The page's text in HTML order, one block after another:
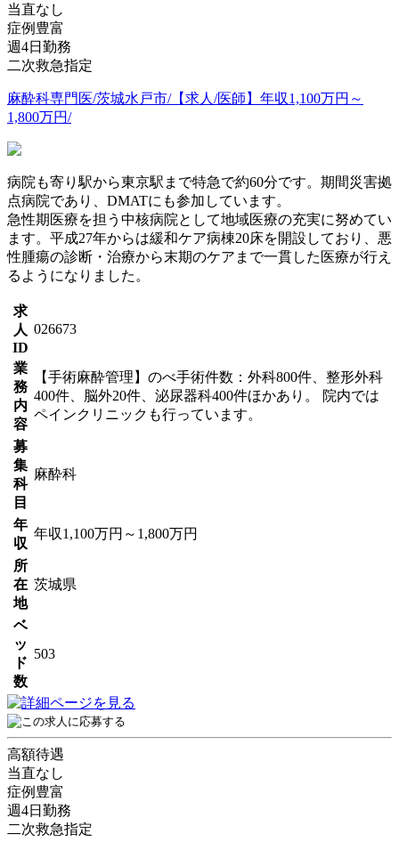
当直なし
症例豊富
週4日勤務
二次救急指定
麻酔科専門医/茨城水戸市/【求人/医師】年収1,100万円～
1,800万円/
病院も寄り駅から東京駅まで特急で約60分です。期間災害拠
点病院であり、DMATにも参加しています。
急性期医療を担う中核病院として地域医療の充実に努めてい
ます。平成27年からは緩和ケア病棟20床を開設しており、悪
性腫瘍の診断・治療から末期のケアまで一貫した医療が行え
るようになりました。
求
人
ID
026673
業
務
内
容
【手術麻酔管理】のべ手術件数：外科800件、整形外科
400件、脳外20件、泌尿器科400件ほかあり。 院内では
ペインクリニックも行っています。
募
集
科
目
麻酔科
年
収
年収1,100万円～1,800万円
所
在
地
茨城県
ベ
ッ
ド
数
503
高額待遇
当直なし
症例豊富
週4日勤務
二次救急指定